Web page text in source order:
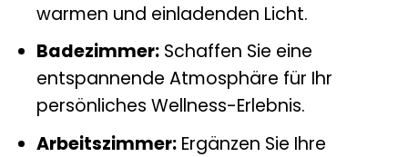
warmen und einladenden Licht.
Badezimmer:Schaffen Sie eine
entspannende Atmosphäre für Ihr
persönliches Wellness-Erlebnis.
Arbeitszimmer:Ergänzen Sie Ihre